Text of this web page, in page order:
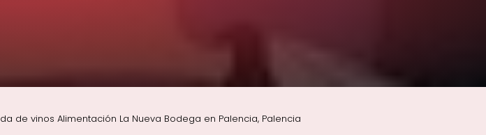
de vinos Alimentación La Nueva Bodega en Palencia, Palencia